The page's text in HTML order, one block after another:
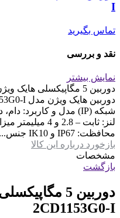
I
تماس بگیرید
نقد و بررسی
نمایش بیشتر
محافظت: IP67 و IK10 جنس...
بازخورد درباره این کالا
مشخصات
بازگشت
2CD1153G0-I